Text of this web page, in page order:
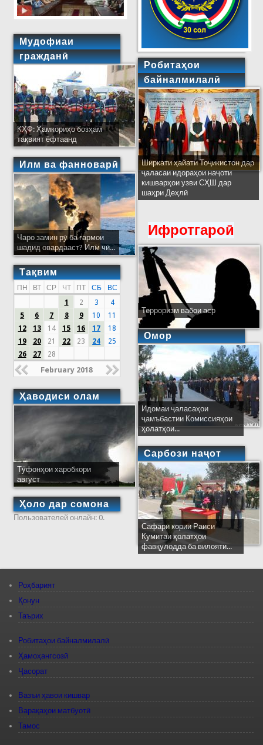
Мудофиаи
гражданӣ
КҲФ: Ҳамкориҳо бозҳам
тақвият ёфтаанд
Илм ва фанноварӣ
Чаро замин рӯ ба гармои
шадид овардааст? Илм чӣ...
Тақвим
ПН ВТ СР ЧТ ПТ СБ
ВС
1
2 3
4
5
6 7 8 9 10
11
12
13 14 15 16 17
18
19
20 21 22 23 24
25
26
27 28
February 2018
Ҳаводиси олам
Тӯфонҳои харобкори
август
Ҳоло дар сомона
Пользователей онлайн: 0.
Робитаҳои
байналмилалӣ
Ширкати ҳайати Тоҷикистон дар
ҷаласаи идораҳои наҷоти
кишварҳои узви СҲШ дар
шаҳри Деҳлӣ
Ифротгароӣ
Терроризм вабои аср
Омор
Идомаи ҷаласаҳои
ҷамъбастии Комиссияҳои
ҳолатҳои...
Сарбози наҷот
Сафари кории Раиси
Кумитаи ҳолатҳои
фавқулодда ба вилояти...
Роҳбарият
Қонун
Таърих
Робитаҳои байналмилалӣ
Ҳамоҳангсозӣ
Ҷасорат
Вазъи ҳавои кишвар
Варақаҳои матбуотӣ
Тамос